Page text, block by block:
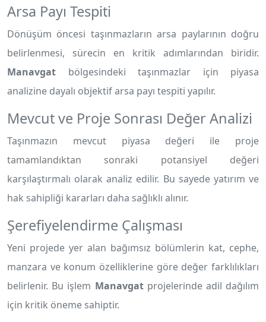
Arsa Payı Tespiti
Dönüşüm öncesi taşınmazların arsa paylarının doğru
belirlenmesi, sürecin en kritik adımlarından biridir.
Manavgat bölgesindeki taşınmazlar için piyasa
analizine dayalı objektif arsa payı tespiti yapılır.
Mevcut ve Proje Sonrası Değer Analizi
Taşınmazın mevcut piyasa değeri ile proje
tamamlandıktan sonraki potansiyel değeri
karşılaştırmalı olarak analiz edilir. Bu sayede yatırım ve
hak sahipliği kararları daha sağlıklı alınır.
Şerefiyelendirme Çalışması
Yeni projede yer alan bağımsız bölümlerin kat, cephe,
manzara ve konum özelliklerine göre değer farklılıkları
belirlenir. Bu işlem Manavgatprojelerinde adil dağılım
için kritik öneme sahiptir.